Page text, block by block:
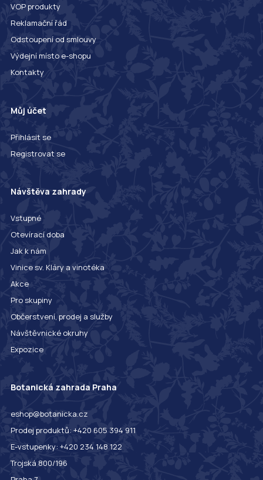
VOP produkty
Reklamační řád
Odstoupení od smlouvy
Výdejní místo e-shopu
Kontakty
Můj účet
Přihlásit se
Registrovat se
Návštěva zahrady
Vstupné
Otevírací doba
Jak k nám
Vinice sv. Kláry a vinotéka
Akce
Pro skupiny
Občerstvení, prodej a služby
Návštěvnické okruhy
Expozice
Botanická zahrada Praha
eshop@botanicka.cz
Prodej produktů: +420 605 394 911
E-vstupenky: +420 234 148 122
Trojská 800/196